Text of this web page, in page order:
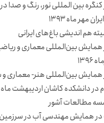
بین المللی نور، رنگ و صدا در
ماه ۱۳۹۳
اندیشی باغ‌های ایرانی
بین‌المللی معماری و
بین‌المللی هنر- معماری و
دانشكده كاشان اردیبهشت ماه ۱۳۹۷
مطالعات آشور
مهندسی آب در سرزمین ایران